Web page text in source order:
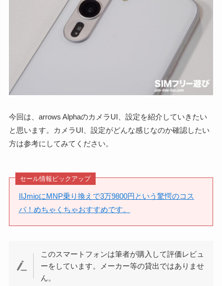
今回は、arrows AlphaのカメラUI、設定を紹介していきたい
と思います。カメラUI、設定がどんな感じなのか確認したい
方は参考にしてみてください。
セール情報ピックアップ
IIJmioにMNP乗り換えで3万9800円という驚愕のコス
パ！めちゃくちゃおすすめです。
このスマートフォンは筆者が購入して評価レビュ
ーをしています。メーカー等の貸出ではありませ
ん。